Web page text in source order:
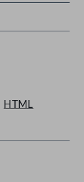
HTML